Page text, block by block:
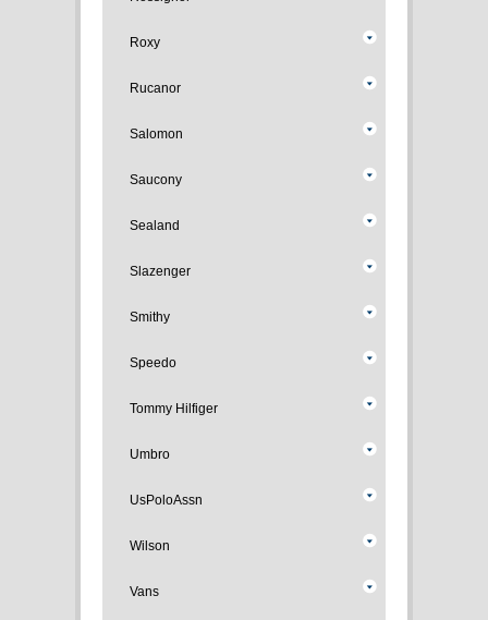
Roxy
Rucanor
Salomon
Saucony
Sealand
Slazenger
Smithy
Speedo
Tommy Hilfiger
Umbro
UsPoloAssn
Wilson
Vans